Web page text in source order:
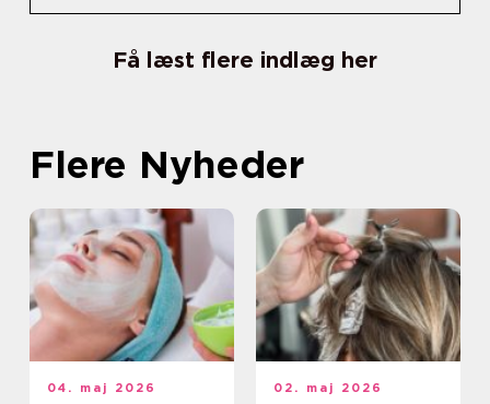
Få læst flere indlæg her
Flere Nyheder
04. maj 2026 02. maj 2026